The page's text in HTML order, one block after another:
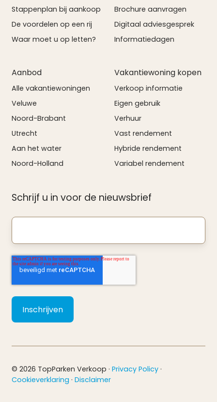
Stappenplan bij aankoop
De voordelen op een rij
Waar moet u op letten?
Brochure aanvragen
Digitaal adviesgesprek
Informatiedagen
Aanbod
Alle vakantiewoningen
Veluwe
Noord-Brabant
Utrecht
Aan het water
Noord-Holland
Vakantiewoning kopen
Verkoop informatie
Eigen gebruik
Verhuur
Vast rendement
Hybride rendement
Variabel rendement
Schrijf u in voor de nieuwsbrief
Uw
mailadres*
© 2026 TopParken Verkoop · Privacy Policy ·
Cookieverklaring · Disclaimer